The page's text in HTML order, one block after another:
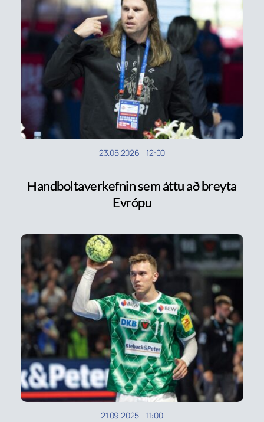
23.05.2026 -12:00
Handboltaverkefnin sem áttu að breyta
Evrópu
21.09.2025 - 11:00